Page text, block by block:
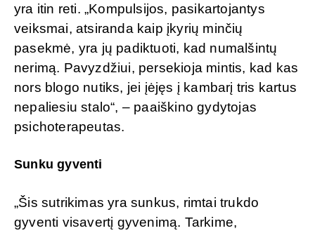
yra itin reti. „Kompulsijos, pasikartojantys
veiksmai, atsiranda kaip įkyrių minčių
pasekmė, yra jų padiktuoti, kad numalšintų
nerimą. Pavyzdžiui, persekioja mintis, kad kas
nors blogo nutiks, jei įėjęs į kambarį tris kartus
nepaliesiu stalo“, – paaiškino gydytojas
psichoterapeutas.
Sunku gyventi
„Šis sutrikimas yra sunkus, rimtai trukdo
gyventi visavertį gyvenimą. Tarkime,